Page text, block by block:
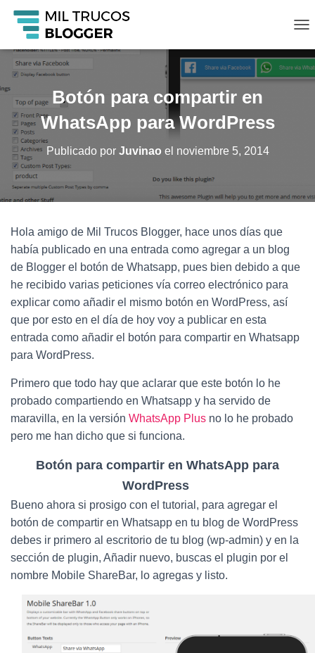
A
M
B
E
Botón para compartir en
WhatsApp para WordPress
Publicado por Juvinao el noviembre 5, 2014
Hola amigo de Mil Trucos Blogger, hace unos días que
había publicado en una entrada como agregar a un blog
de Blogger el botón de Whatsapp, pues bien debido a que
he recibido varias peticiones vía correo electrónico para
explicar como añadir el mismo botón en WordPress, así
que por esto en el día de hoy voy a publicar en esta
entrada como añadir el botón para compartir en Whatsapp
para WordPress.
Primero que todo hay que aclarar que este botón lo he
probado compartiendo en Whatsapp y ha servido de
maravilla, en la versión WhatsApp Plus no lo he probado
pero me han dicho que si funciona.
Botón para compartir en WhatsApp para
WordPress
Bueno ahora si prosigo con el tutorial, para agregar el
botón de compartir en Whatsapp en tu blog de WordPress
debes ir primero al escritorio de tu blog (wp-admin) y en la
sección de plugin, Añadir nuevo, buscas el plugin por el
nombre Mobile ShareBar, lo agregas y listo.